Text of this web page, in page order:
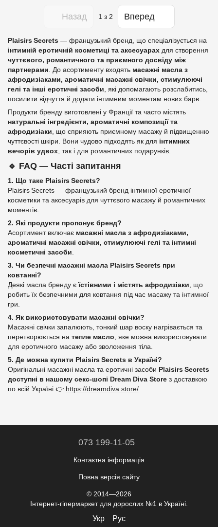
Назад 1з 2 Вперед
Plaisirs Secrets — французький бренд, що спеціалізується на
інтимній еротичній косметиці та аксесуарах для створення
чуттєвого, романтичного та приємного досвіду між
партнерами. До асортименту входять масажні масла з
афродизіаками, ароматичні масажні свічки, стимулюючі
гелі та інші еротичні засоби, які допомагають розслабитись,
посилити відчуття й додати інтимним моментам нових барв.
Продукти бренду виготовлені у Франції та часто містять
натуральні інгредієнти, ароматичні композиції та
афродизіаки, що сприяють приємному масажу й підвищенню
чуттєвості шкіри. Вони чудово підходять як для інтимних
вечорів удвох, так і для романтичних подарунків.
🔹 FAQ — Часті запитання
1. Що таке Plaisirs Secrets?
Plaisirs Secrets — французький бренд інтимної еротичної
косметики та аксесуарів для чуттєвого масажу й романтичних
моментів.
2. Які продукти пропонує бренд?
Асортимент включає масажні масла з афродизіаками,
ароматичні масажні свічки, стимулюючі гелі та інтимні
косметичні засоби
3. Чи безпечні масажні масла Plaisirs Secrets при
ковтанні?
Деякі масла бренду єїстівними і містять афродизіаки , що
робить їх безпечними для ковтання під час масажу та інтимної
гри.
4. Як використовувати масажні свічки?
Масажні свічки запалюють, тонкий шар воску нагрівається та
перетворюється на тепле масло , яке можна використовувати
для еротичного масажу або зволоження тіла.
5. Де можна купити Plaisirs Secrets в Україні?
Оригінальні масажні масла та еротичні засоби Plaisirs Secrets
доступні в нашому секс‑шопі Dream Diva Store з доставкою
по всій Україні 👉 https://dreamdiva.store/
073 199-11-05
Контактна інформація
Повна версія сайту
© 2014—2026
Інтернет-гіпермаркет для дорослих №1 в Україні.
Укр Рус